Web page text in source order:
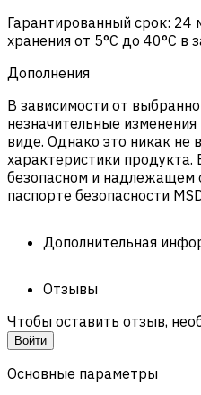
Гарантированный срок: 24
хранения от 5°C до 40°C в
Дополнения
В зависимости от
незначительные
виде. Однако это никак не
характеристики
безопасном и
паспорте безопасности
Дополнительная
Отзывы
Чтобы оставить отзыв,
Войти
Основные параметры